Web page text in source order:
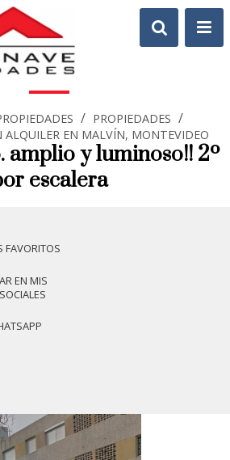
/ PROPIEDADES /
ALQUILER EN MALVÍN, MONTEVIDEO
amplio y luminoso!! 2º
escalera
FAVORITOS
EN MIS